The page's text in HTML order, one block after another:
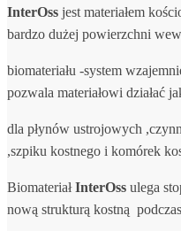
InterOss jest materiałem
bardzo dużej powierzchni
biomateriału -system
pozwala materiałowi działać
dla płynów ustrojowych
,szpiku kostnego i komórek
BiomateriałInterOss ulega
nową strukturą kostną